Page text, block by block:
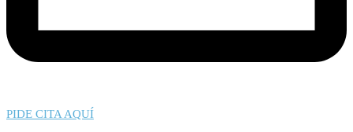
PIDE CITA AQUÍ